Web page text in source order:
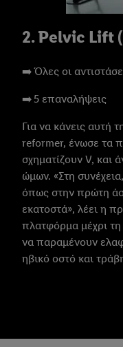
2. Pelvic Lift
➡️ Όλες οι
➡️ 5 επαναλήψεις
Για να κάνεις αυτή
reformer, ένωσε τα
σχηματίζουν V, και
ώμων. «Στη
όπως στην πρώτη
εκατοστά», λέει η
πλατφόρμα μέχρι
να παραμένουν
ηβικό οστό και